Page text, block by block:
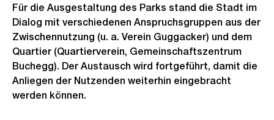
Für die Ausgestaltung des Parks stand die Stadt im
Dialog mit verschiedenen Anspruchsgruppen aus der
Zwischennutzung (u. a. Verein Guggacker) und dem
Quartier (Quartierverein, Gemeinschaftszentrum
Buchegg). Der Austausch wird fortgeführt, damit die
Anliegen der Nutzenden weiterhin eingebracht
werden können.